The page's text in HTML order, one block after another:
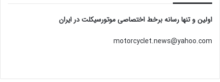
اولین و تنها رسانه برخط اختصاصی موتورسیکلت در ایران
motorcyclet.news@yahoo.com